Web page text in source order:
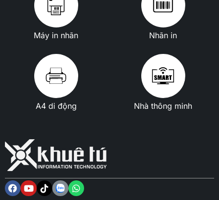
Máy in nhãn Nhãn in
A4 di động Nhà thông minh